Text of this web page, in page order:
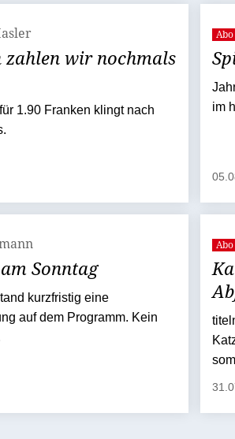
zahlen wir nochmals
1.90 Franken klingt nach
Abo
im
Sonntag
kurzfristig eine
auf dem Programm. Kein
Abo